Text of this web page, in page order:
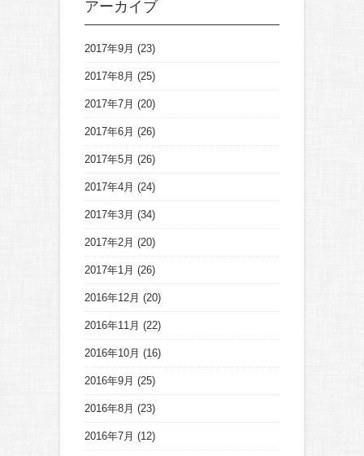
アーカイブ
2017年9月 (23)
2017年8月 (25)
2017年7月 (20)
2017年6月 (26)
2017年5月 (26)
2017年4月 (24)
2017年3月 (34)
2017年2月 (20)
2017年1月 (26)
2016年12月 (20)
2016年11月 (22)
2016年10月 (16)
2016年9月 (25)
2016年8月 (23)
2016年7月 (12)